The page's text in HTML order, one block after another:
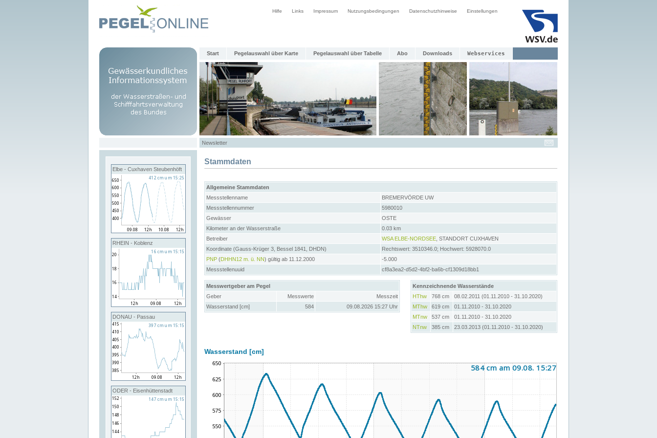
Hilfe Links Impressum Nutzungsbedingungen Datenschutzhinweise Einstellungen
Start Pegelauswahl über Karte Pegelauswahl über Tabelle Abo Downloads Webservices
Newsletter
Elbe - Cuxhaven Steubenhöft
RHEIN - Koblenz
DONAU - Passau
ODER - Eisenhüttenstadt
Stammdaten
Allgemeine Stammdaten
Messstellenname
BREMERVÖRDE UW
Messstellennummer
5980010
Gewässer
OSTE
Kilometer an der Wasserstraße
0.03 km
Betreiber
WSA ELBE-NORDSEE , STANDORT CUXHAVEN
Koordinate (Gauss-Krüger 3, Bessel 1841, DHDN)
Rechtswert: 3510346.0; Hochwert: 5928070.0
PNP (DHHN12 m. ü. NN) gültig ab 11.12.2000
-5.000
Messstellenuuid
cf8a3ea2-d5d2-4bf2-ba6b-cf1309d18bb1
Messwertgeber am Pegel
Geber
Messwerte
Messzeit
Wasserstand [cm]
584 09.08.2026 15:27 Uhr
Kennzeichnende Wasserstände
HThw
768 cm
08.02.2011 (01.11.2010 - 31.10.2020)
MThw
619 cm
01.11.2010 - 31.10.2020
MTnw
537 cm
01.11.2010 - 31.10.2020
NTnw
385 cm 23.03.2013 (01.11.2010 - 31.10.2020)
Wasserstand [cm]